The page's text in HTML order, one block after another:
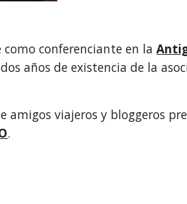
conferenciante en la
años de existencia de la
amigos viajeros y bloggeros
.